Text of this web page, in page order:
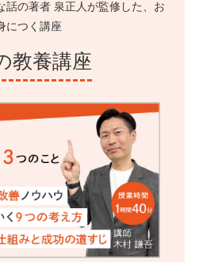
話の著者 泉正人が監修した、お
につく講座
教養講座